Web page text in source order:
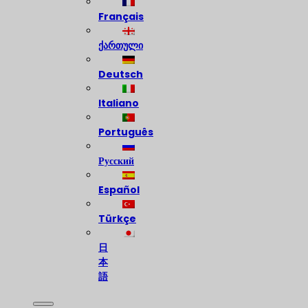
Français
ქართული
Deutsch
Italiano
Português
Русский
Español
Türkçe
日
本
語